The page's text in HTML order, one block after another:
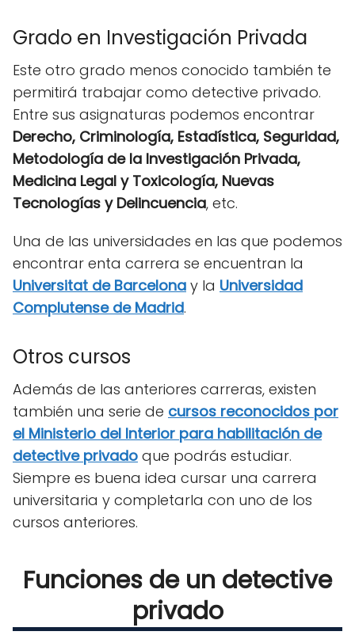
Grado en Investigación Privada
Este otro grado menos conocido también te
permitirá trabajar como detective privado.
Entre sus asignaturas podemos encontrar
Derecho, Criminología, Estadística, Seguridad,
Metodología de la Investigación Privada,
Medicina Legal y Toxicología, Nuevas
Tecnologías y Delincuencia, etc.
Una de las universidades en las que podemos
encontrar enta carrera se encuentran la
Universitat de Barcelona y la Universidad
Complutense de Madrid.
Otros cursos
Además de las anteriores carreras, existen
también una serie de cursos reconocidos por
el Ministerio del Interior para habilitación de
detective privado que podrás estudiar.
Siempre es buena idea cursar una carrera
universitaria y completarla con uno de los
cursos anteriores.
Funciones de un detective
privado